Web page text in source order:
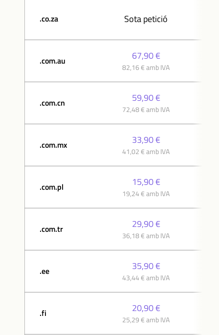
.co.za Sota petició
.com.au 67,90 €
82,16 € amb IVA
.com.cn 59,90 €
72,48 € amb IVA
.com.mx 33,90 €
41,02 € amb IVA
.com.pl 15,90 €
19,24 € amb IVA
.com.tr 29,90 €
36,18 € amb IVA
.ee 35,90 €
43,44 € amb IVA
.fi 20,90 €
25,29 € amb IVA